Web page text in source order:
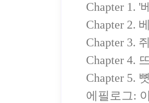
Chapter 1. '
Chapter 2.
Chapter 3.
Chapter 4.
Chapter 5.
에필로그: